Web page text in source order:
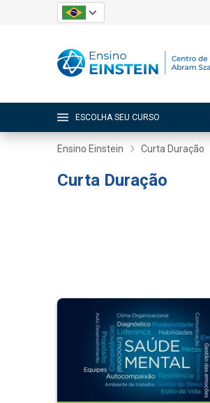
ESCOLHA SEU CURSO
Ensino Einstein Curta Duração
Curta Duração